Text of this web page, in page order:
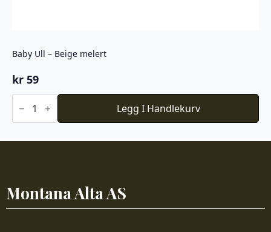
Baby Ull – Beige melert
kr 59
Baby
Ull
Beige
Legg I Handlekurv
Montana Alta AS